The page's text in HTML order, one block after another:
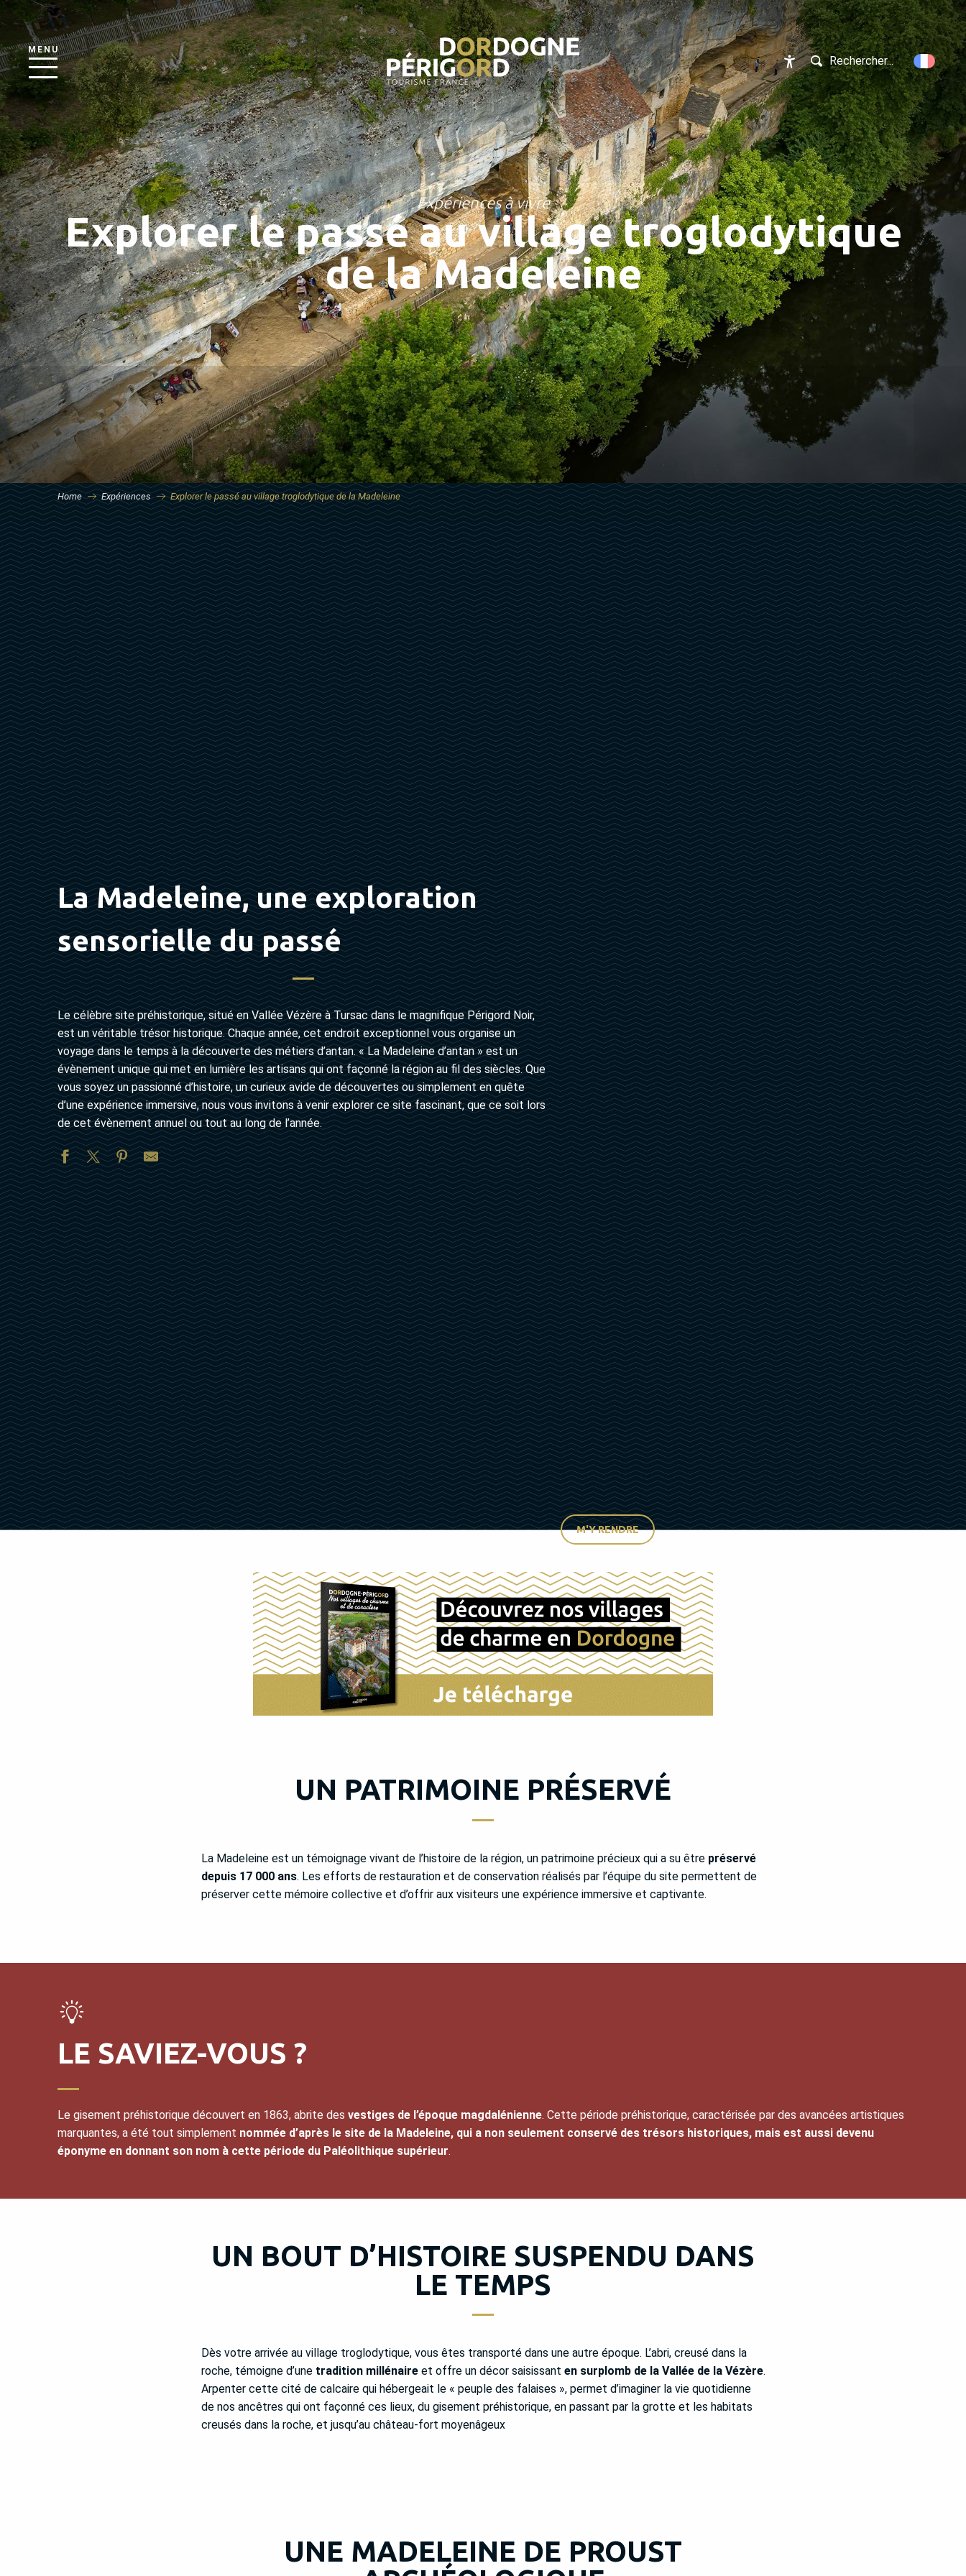
MENU
Accessibilité
Rechercher...
Expériences à vivre
Explorer le passé au village troglodytique
de la Madeleine
Home Expériences Explorer le passé au village troglodytique de la Madeleine
La Madeleine, une exploration
sensorielle du passé
Le célèbre site préhistorique, situé en Vallée Vézère à Tursac dans le magnifique Périgord Noir,
est un véritable trésor historique. Chaque année, cet endroit exceptionnel vous organise un
voyage dans le temps à la découverte des métiers d’antan. « La Madeleine d’antan » est un
évènement unique qui met en lumière les artisans qui ont façonné la région au fil des siècles. Que
vous soyez un passionné d’histoire, un curieux avide de découvertes ou simplement en quête
d’une expérience immersive, nous vous invitons à venir explorer ce site fascinant, que ce soit lors
de cet évènement annuel ou tout au long de l’année.
M'Y RENDRE
UN PATRIMOINE PRÉSERVÉ
La Madeleine est un témoignage vivant de l’histoire de la région, un patrimoine précieux qui a su être préservé
depuis 17 000 ans. Les efforts de restauration et de conservation réalisés par l’équipe du site permettent de
préserver cette mémoire collective et d’offrir aux visiteurs une expérience immersive et captivante.
LE SAVIEZ-VOUS ?
Le gisement préhistorique découvert en 1863, abrite des vestiges de l’époque magdalénienne. Cette période préhistorique, caractérisée par des avancées artistiques
marquantes, a été tout simplement nommée d’après le site de la Madeleine, qui a non seulement conservé des trésors historiques, mais est aussi devenu
éponyme en donnant son nom à cette période du Paléolithique supérieur.
UN BOUT D’HISTOIRE SUSPENDU DANS
LE TEMPS
Dès votre arrivée au village troglodytique, vous êtes transporté dans une autre époque. L’abri, creusé dans la
roche, témoigne d’une tradition millénaireet offre un décor saisissant en surplomb de la Vallée de la Vézère.
Arpenter cette cité de calcaire qui hébergeait le « peuple des falaises », permet d’imaginer la vie quotidienne
de nos ancêtres qui ont façonné ces lieux, du gisement préhistorique, en passant par la grotte et les habitats
creusés dans la roche, et jusqu’au château-fort moyenâgeux
UNE MADELEINE DE PROUST